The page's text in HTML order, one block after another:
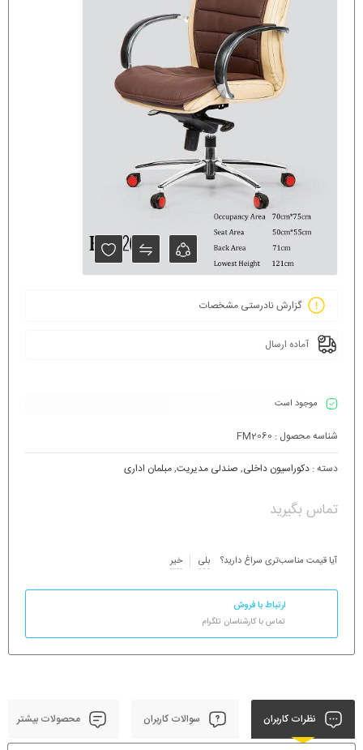
گزارش نادرستی مشخصات
آماده ارسال
موجود است
شناسه محصول : FM2060
دسته : دکوراسیون داخلی, صندلی مدیریت,مبلمان اداری
تماس بگیرید
آیا قیمت مناسب‌تری سراغ دارید؟ بلی خیر
ارتباط با فروش
تماس با کارشناسان تلگرام
نظرات کاربران سوالات کاربران محصولات بیشتر